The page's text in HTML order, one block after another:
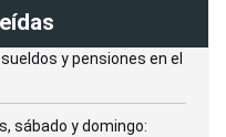
y pensiones en el
sábado y domingo: